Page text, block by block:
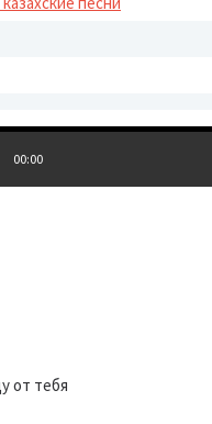
00:00
от тебя